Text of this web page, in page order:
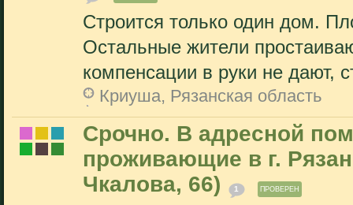
Строится только один дом.
Остальные жители
компенсации в руки не дают,
Криуша, Рязанская область
Срочно. В адресной
проживающие в г.
Чкалова, 66)
1 ПРОВЕРЕН